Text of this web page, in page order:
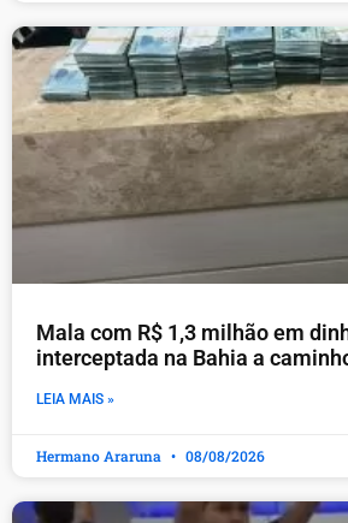
Mala com R$ 1,3 milhão em
interceptada na Bahia a
LEIA MAIS »
Hermano Araruna 08/08/2026